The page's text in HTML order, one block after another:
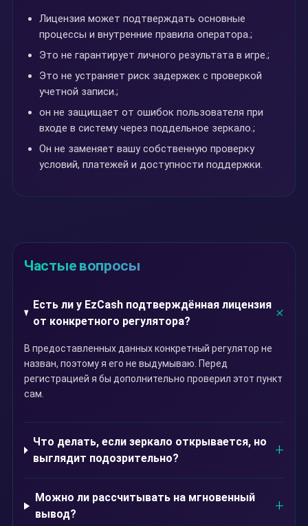
Лицензия может подтверждать основные
процессы и внутренние правила оператора.;
Это не гарантирует личного результата в игре.;
Это не устраняет риск задержек с проверкой
учетной записи.;
он не защищает от ошибок пользователя при
входе в систему через поддельное зеркало.;
Он не заменяет вашу собственную проверку
условий, платежей и доступности поддержки.
Частые вопросы
Есть ли у EzCash подтверждённая лицензия
от конкретного регулятора?
В предоставленных данных конкретный регулятор не
назван, поэтому я его не выдумываю. Перед
регистрацией я бы дополнительно проверил этот пункт
сам.
Что делать, если зеркало открывается, но
выглядит подозрительно?
Можно ли рассчитывать на мгновенный
вывод?